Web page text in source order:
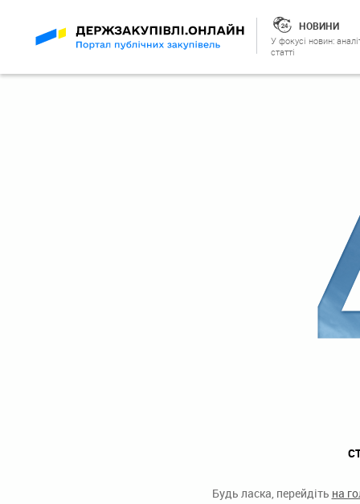
НОВИНИ
У фокусі новин:
статті
Будь ласка, перейдіть на